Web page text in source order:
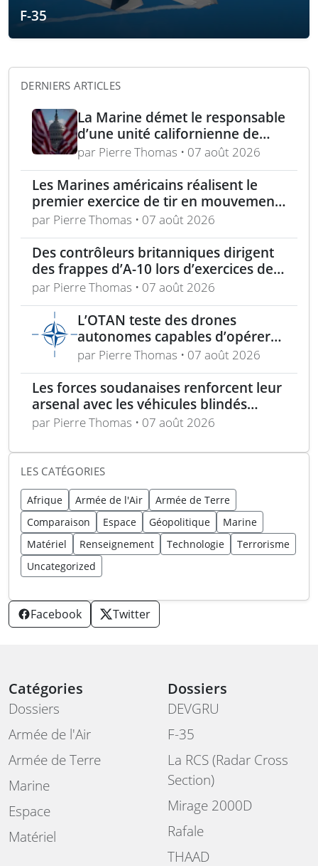
F-35
DERNIERS ARTICLES
La Marine démet le responsable
d’une unité californienne de
formation médicale
par Pierre Thomas • 07 août 2026
Les Marines américains réalisent le
premier exercice de tir en mouvement
avec tir de couverture à Okinawa
par Pierre Thomas • 07 août 2026
Des contrôleurs britanniques dirigent
des frappes d’A-10 lors d’exercices de
soutien aérien rapproché
par Pierre Thomas • 07 août 2026
L’OTAN teste des drones
autonomes capables d’opérer
sans GPS pour mission de
sécurité
par Pierre Thomas • 07 août 2026
Les forces soudanaises renforcent leur
arsenal avec les véhicules blindés
Mohafiz pakistanais
par Pierre Thomas • 07 août 2026
LES CATÉGORIES
Afrique Armée de l'Air
Armée de Terre
Comparaison
Espace Géopolitique
Marine
Matériel
Renseignement Technologie
Terrorisme
Uncategorized
Facebook Twitter
Catégories
Dossiers
Armée de l'Air
Armée de Terre
Marine
Espace
Matériel
Dossiers
DEVGRU
F-35
La RCS (Radar Cross
Section)
Mirage 2000D
Rafale
THAAD